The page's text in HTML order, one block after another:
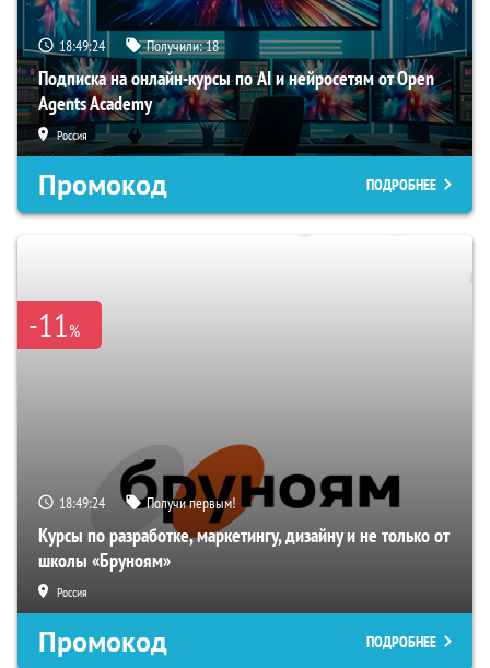
18:49:23 Получили:18
Подписка на онлайн-курсы по AI и нейросетям от Open
Agents Academy
Россия
Промокод ПОДРОБНЕЕ
-11%
18:49:23 Получи первым!
Курсы по разработке, маркетингу, дизайну и не только от
школы «Бруноям»
Россия
Промокод ПОДРОБНЕЕ